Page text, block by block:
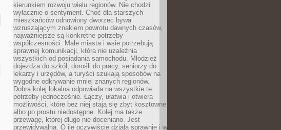
kierunkiem rozwoju wielu regionów. Nie chodzi
wyłącznie o sentyment. Choć dla starszych
mieszkańców odnowiony dworzec bywa
wzruszającym znakiem powrotu dawnych czasów,
najważniejsze są konkretne potrzeby
współczesności. Małe miasta i wsie potrzebują
sprawnej komunikacji, która nie uzależnia
wszystkich od posiadania samochodu. Młodzież
dojeżdża do szkół, dorośli do pracy, seniorzy do
lekarzy i urzędów, a turyści szukają sposobów na
wygodne odkrywanie mniej znanych regionów.
Dobra kolej lokalna odpowiada na wszystkie te
potrzeby jednocześnie. Łączy, ułatwia i otwiera
możliwości, które bez niej stają się zbyt kosztowne
albo po prostu niedostępne. Kolej ma także
przewagę, której długo nie doceniano. Jest
przewidywalna. O ile oczywiście działa sprawnie i w